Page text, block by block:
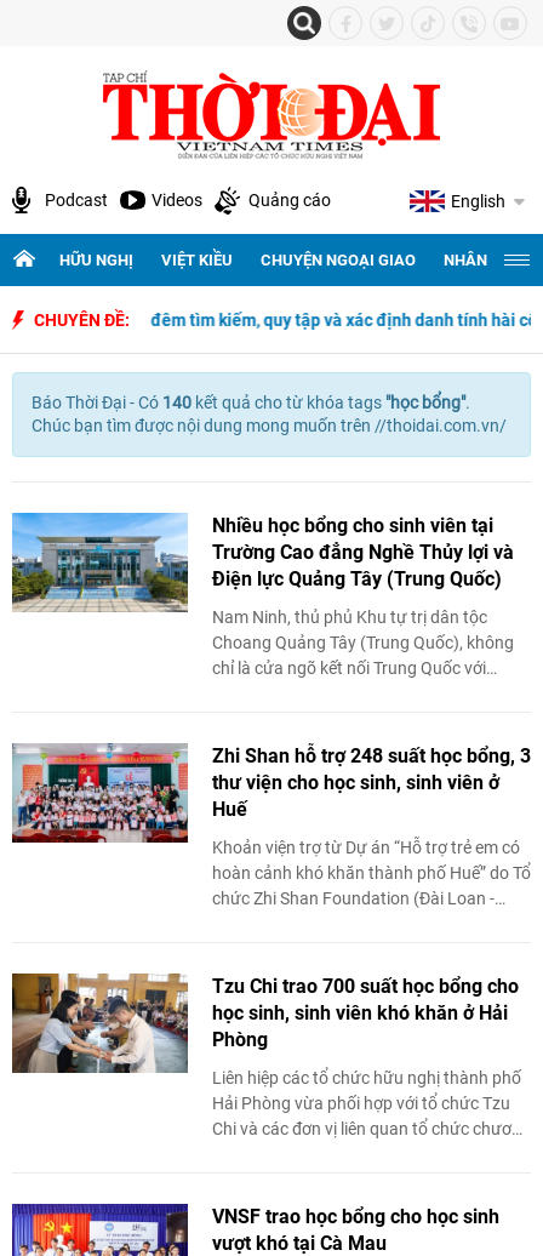
Podcast Videos Quảng cáo English
HỮU NGHỊ VIỆT KIỀU CHUYỆN NGOẠI GIAO NHÂN
CHUYÊN ĐỀ:
500 ngày đêm tìm kiếm, quy tập và xác định danh tính hài cốt
Báo Thời Đại - Có 140 kết quả chotừ khóa tags "học bổng".
Chúc bạn tìm được nội dung mong muốn trên //thoidai.com.vn/
Nhiều học bổng cho sinh viên tại
Trường Cao đẳng Nghề Thủy lợi và
Điện lực Quảng Tây (Trung Quốc)
Nam Ninh, thủ phủ Khu tự trị dân tộc
Choang Quảng Tây (Trung Quốc), không
chỉ là cửa ngõ kết nối Trung Quốc với
Zhi Shan hỗ trợ 248 suất học bổng, 3
thư viện cho học sinh, sinh viên ở
Huế
Khoản viện trợ từ Dự án “Hỗ trợ trẻ em có
hoàn cảnh khó khăn thành phố Huế” do Tổ
chức Zhi Shan Foundation (Đài Loan -
Tzu Chi trao 700 suất học bổng cho
học sinh, sinh viên khó khăn ở Hải
Phòng
Liên hiệp các tổ chức hữu nghị thành phố
Hải Phòng vừa phối hợp với tổ chức Tzu
Chi và các đơn vị liên quan tổ chức chương
VNSF trao học bổng cho học sinh
vượt khó tại Cà Mau